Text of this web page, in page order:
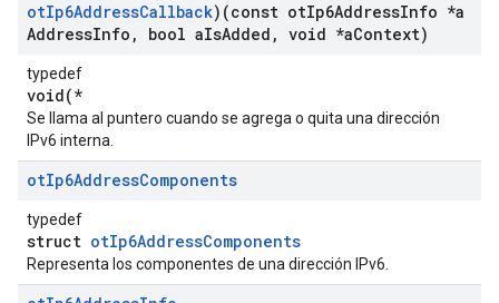
otIp6AddressCallback)(const otIp6AddressInfo *a
AddressInfo , bool aIsAdded , void *aContext)
typedef
void(*
Se llama al puntero cuando se agrega o quita una dirección
IPv6 interna.
otIp6AddressComponents
typedef
struct otIp6AddressComponents
Representa los componentes de una dirección IPv6.